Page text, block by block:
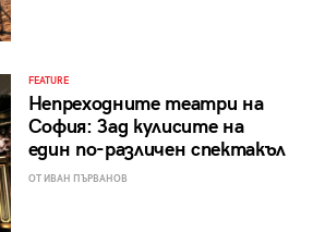
FEATURE
Непреходните театри на
София: Зад кулисите на
един по-различен спектакъл
ОТ ИВАН ПЪРВАНОВ